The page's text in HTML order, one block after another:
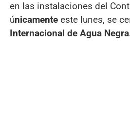
en las instalaciones del
únicamente este lunes, se
Internacional de Agua